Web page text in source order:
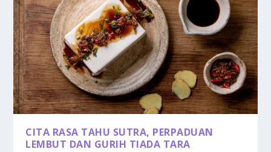
CITA RASA TAHU SUTRA, PERPADUAN
LEMBUT DAN GURIH TIADA TARA